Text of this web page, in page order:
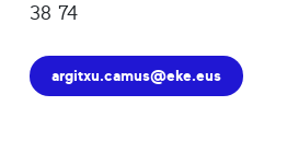
38 74
argitxu.camus@eke.eus